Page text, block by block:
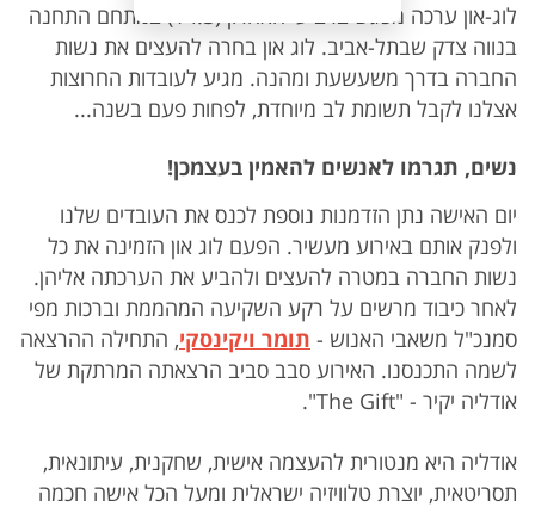
לוג-און ערכה מפגש ברביעי האחרון (14.3) במתחם התחנה
בנווה צדק שבתל-אביב. לוג און בחרה להעצים את נשות
החברה בדרך משעשעת ומהנה. מגיע לעובדות החרוצות
אצלנו לקבל תשומת לב מיוחדת, לפחות פעם בשנה...
נשים, תגרמו לאנשים להאמין בעצמכן!
יום האישה נתן הזדמנות נוספת לכנס את העובדים שלנו
ולפנק אותם באירוע מעשיר. הפעם לוג און הזמינה את כל
נשות החברה במטרה להעצים ולהביע את הערכתה אליהן.
לאחר כיבוד מרשים על רקע השקיעה המהממת וברכות מפי
סמנכ"ל משאבי האנוש - תומר ויקינסקי, התחילה ההרצאה
לשמה התכנסנו. האירוע סבב סביב הרצאתה המרתקת של
אודליה יקיר - "The Gift".
אודליה היא מנטורית להעצמה אישית, שחקנית, עיתונאית,
תסריטאית, יוצרת טלוויזיה ישראלית ומעל הכל אישה חכמה